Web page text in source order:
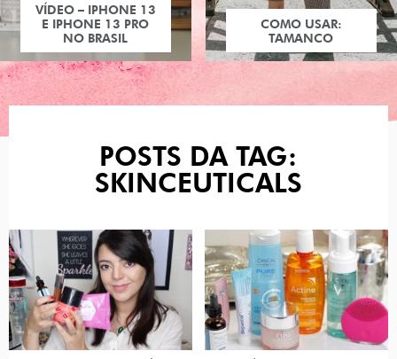
VÍDEO – IPHONE 13
E IPHONE 13 PRO
NO BRASIL
COMO USAR:
TAMANCO
POSTS DA TAG:
SKINCEUTICALS